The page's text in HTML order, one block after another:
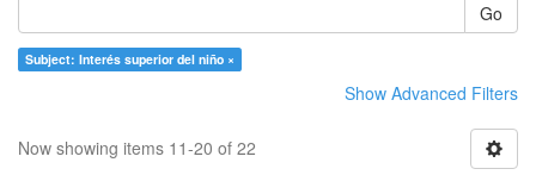
Go
Subject: Interés superior del niño ×
Show Advanced Filters
Now showing items 11-20 of 22